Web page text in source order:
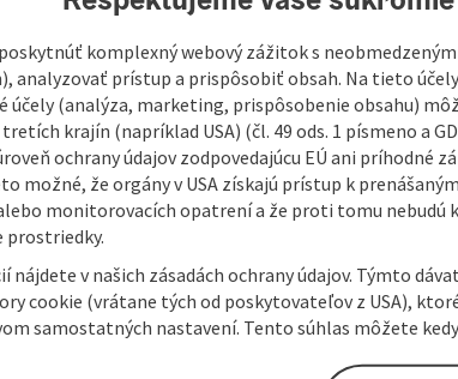
komplexný webový zážitok s
analyzovať prístup a prispôsobiť obsah. Na tieto
účely (analýza, marketing, prispôsobenie obsahu)
krajín (napríklad USA) (čl. 49 ods. 1 písmeno a
ochrany údajov zodpovedajúcu EÚ ani príhodné
možné, že orgány v USA získajú prístup k
monitorovacích opatrení a že proti tomu nebudú
prostriedky.
nájdete v našich zásadách ochrany údajov. Týmto
cookie (vrátane tých od poskytovateľov z USA),
samostatných nastavení. Tento súhlas môžete